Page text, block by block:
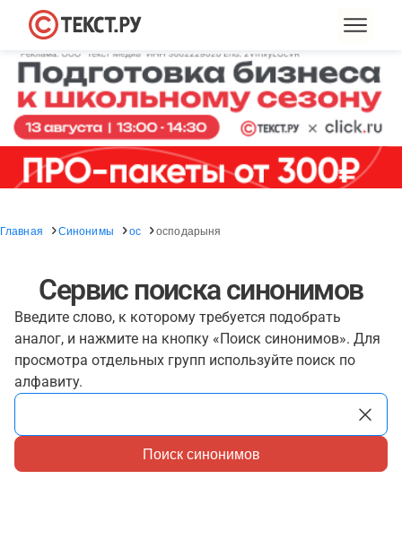
Главная Синонимы ос осподарыня
Сервис поиска синонимов
Введите слово, к которому требуется подобрать
аналог, и нажмите на кнопку «Поиск синонимов». Для
просмотра отдельных групп используйте поиск по
алфавиту.
Поиск синонимов